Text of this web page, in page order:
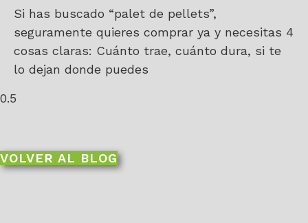
Si has buscado “palet de pellets”,
seguramente quieres comprar ya y necesitas 4
cosas claras: Cuánto trae, cuánto dura, si te
lo dejan donde puedes
VOLVER AL BLOG